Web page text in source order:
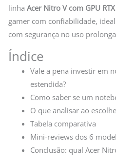
linha Acer Nitro V com GPU
gamer com confiabilidade,
com segurança no uso
Índice
Vale a pena investir em
estendida?
Como saber se um
O que analisar ao
Tabela comparativa
Mini-reviews dos 6
Conclusão: qual Acer